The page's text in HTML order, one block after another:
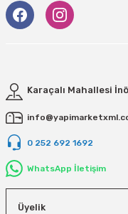
Karaçalı Mahallesi
0 252 692 1692
WhatsApp İletişim
Üyelik